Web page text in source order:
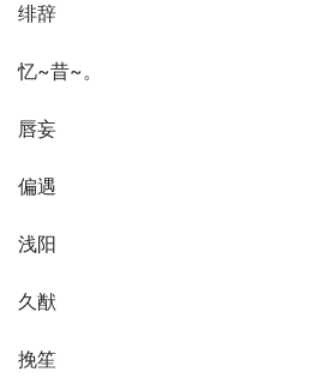
绯辞
忆~昔~。
唇妄
偏遇
浅阳
久猷
挽笙